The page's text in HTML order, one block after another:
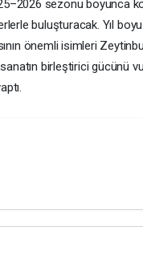
sezonu boyunca
buluşturacak. Yıl
önemli isimleri
birleştirici gücünü